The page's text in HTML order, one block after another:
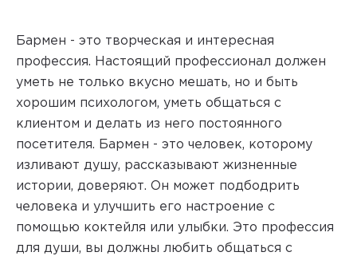
Бармен - это творческая и интересная
профессия. Настоящий профессионал должен
уметь не только вкусно мешать, но и быть
хорошим психологом, уметь общаться с
клиентом и делать из него постоянного
посетителя. Бармен - это человек, которому
изливают душу, рассказывают жизненные
истории, доверяют. Он может подбодрить
человека и улучшить его настроение с
помощью коктейля или улыбки. Это профессия
для души, вы должны любить общаться с